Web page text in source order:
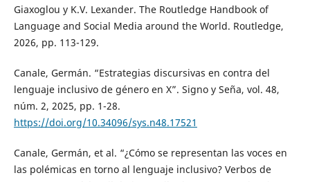
Giaxoglou y K.V. Lexander. The Routledge Handbook of
Language and Social Media around the World. Routledge,
2026, pp. 113-129.
Canale, Germán. “Estrategias discursivas en contra del
lenguaje inclusivo de género en X”. Signo y Seña, vol. 48,
núm. 2, 2025, pp. 1-28.
https://doi.org/10.34096/sys.n48.17521
Canale, Germán, et al. “¿Cómo se representan las voces en
las polémicas en torno al lenguaje inclusivo? Verbos de